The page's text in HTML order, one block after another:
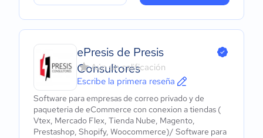
ePresis de Presis
Consultores
Aún sin calificación
Escribe la primera reseña
Software para empresas de correo privado y de
paqueteria de eCommerce con conexion a tiendas (
Vtex, Mercado Flex, Tienda Nube, Magento,
Prestashop, Shopify, Woocommerce)/ Software para